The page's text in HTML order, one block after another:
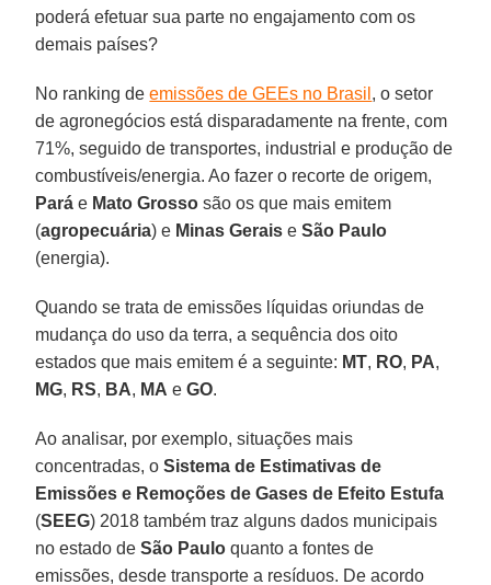
poderá efetuar sua parte no engajamento com os
demais países?
No ranking deemissões de GEEs no Brasil , o setor
de agronegócios está disparadamente na frente, com
71%, seguido de transportes, industrial e produção de
combustíveis/energia. Ao fazer o recorte de origem,
Pará e Mato Grosso são os que mais emitem
(agropecuária) e Minas Gerais eSão Paulo
(energia).
Quando se trata de emissões líquidas oriundas de
mudança do uso da terra, a sequência dos oito
estados que mais emitem é a seguinte: MT, RO, PA,
MG, RS, BA, MA eGO.
Ao analisar, por exemplo, situações mais
concentradas, oSistema de Estimativas de
Emissões e Remoções de Gases de Efeito Estufa
(SEEG) 2018 também traz alguns dados municipais
no estado deSão Paulo quanto a fontes de
emissões, desde transporte a resíduos. De acordo